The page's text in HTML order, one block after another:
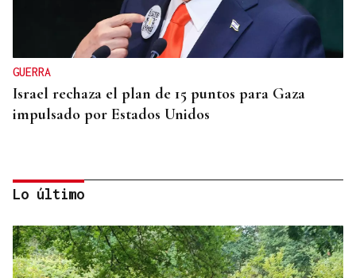
GUERRA
Israel rechaza el plan de 15 puntos para Gaza
impulsado por Estados Unidos
Lo último